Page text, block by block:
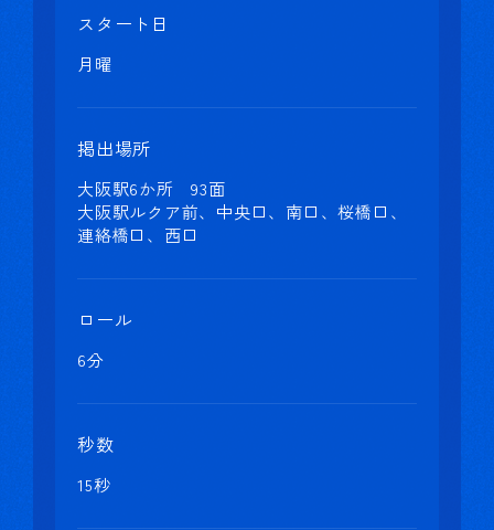
スタート日
月曜
掲出場所
大阪駅6か所 93面
大阪駅ルクア前、中央口、南口、桜橋口、
連絡橋口、西口
ロール
6分
秒数
15秒